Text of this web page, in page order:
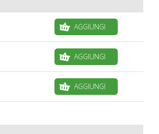
AGGIUNGI
AGGIUNGI
AGGIUNGI